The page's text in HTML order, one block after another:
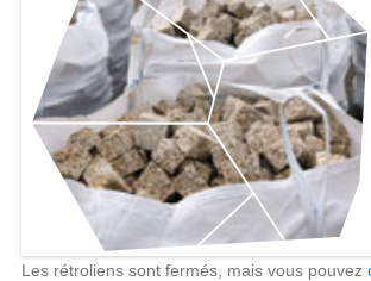
Les rétroliens sont fermés, mais vous pouvez